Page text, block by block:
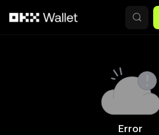
Error